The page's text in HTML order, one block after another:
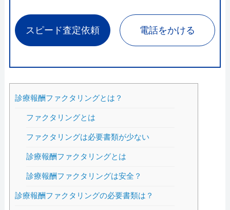
スピード査定依頼 電話をかける
診療報酬ファクタリングとは？
ファクタリングとは
ファクタリングは必要書類が少ない
診療報酬ファクタリングとは
診療報酬ファクタリングは安全？
診療報酬ファクタリングの必要書類は？